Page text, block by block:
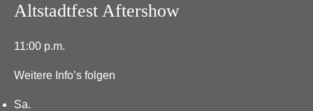
Altstadtfest Aftershow
11:00 p.m.
Weitere Info’s folgen
Sa.